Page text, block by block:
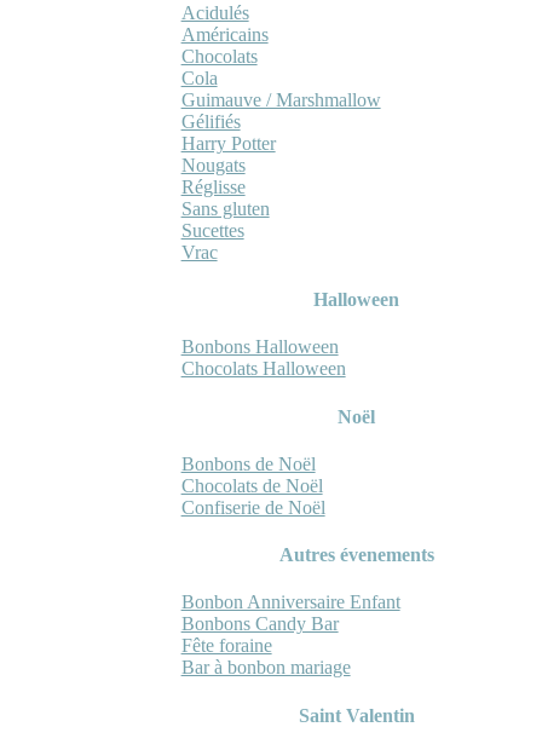
Acidulés
Américains
Chocolats
Cola
Guimauve / Marshmallow
Gélifiés
Harry Potter
Nougats
Réglisse
Sans gluten
Sucettes
Vrac
Halloween
Bonbons Halloween
Chocolats Halloween
Noël
Bonbons de Noël
Chocolats de Noël
Confiserie de Noël
Autres évenements
Bonbon Anniversaire Enfant
Bonbons Candy Bar
Fête foraine
Bar à bonbon mariage
Saint Valentin